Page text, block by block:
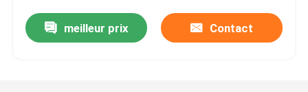
Visite de l'usine
meilleur prix Contact
Test en ligne du transformateur portable OLTC sur charge